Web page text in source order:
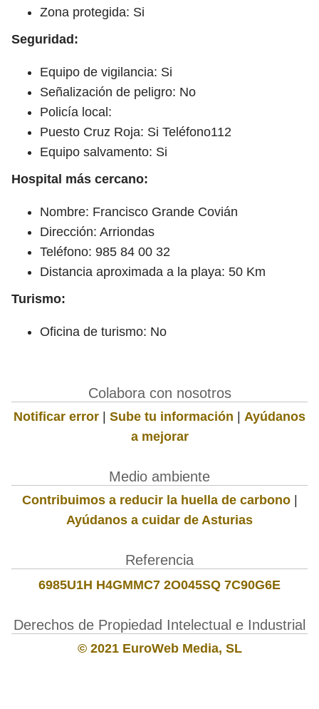
Zona protegida: Si
Seguridad:
Equipo de vigilancia: Si
Señalización de peligro: No
Policía local:
Puesto Cruz Roja: Si Teléfono112
Equipo salvamento: Si
Hospital más cercano:
Nombre: Francisco Grande Covián
Dirección: Arriondas
Teléfono: 985 84 00 32
Distancia aproximada a la playa: 50 Km
Turismo:
Oficina de turismo: No
Colabora con nosotros
Notificar error | Sube tu información | Ayúdanos
a mejorar
Medio ambiente
Contribuimos a reducir la huella de carbono|
Ayúdanos a cuidar de Asturias
Referencia
6985U1H H4GMMC7 2O045SQ 7C90G6E
Derechos de Propiedad Intelectual e Industrial
© 2021 EuroWeb Media, SL